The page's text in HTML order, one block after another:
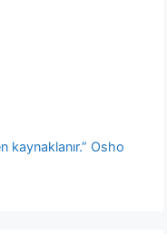
kaynaklanır.” Osho